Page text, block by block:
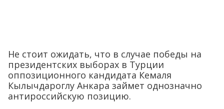
Не стоит ожидать, что в случае победы на
президентских выборах в Турции
оппозиционного кандидата Кемаля
Кылычдароглу Анкара займет однозначно
антироссийскую позицию.